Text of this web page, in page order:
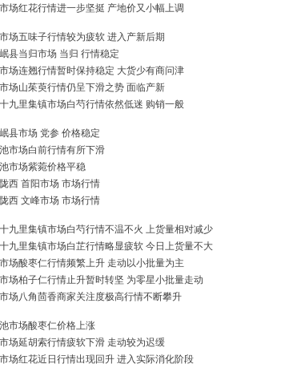
场红花行情进一步坚挺 产地价又小幅上调
场五味子行情较为疲软 进入产新后期
县当归市场 当归 行情稳定
场连翘行情暂时保持稳定 大货少有商问津
场山茱萸行情仍呈下滑之势 面临产新
九里集镇市场白芍行情依然低迷 购销一般
县市场 党参 价格稳定
市场白前行情有所下滑
市场紫菀价格平稳
西 首阳市场 市场行情
西 文峰市场 市场行情
九里集镇市场白芍行情不温不火 上货量相对减少
九里集镇市场白芷行情略显疲软 今日上货量不大
场酸枣仁行情频繁上升 走动以小批量为主
场柏子仁行情止升暂时转坚 为零星小批量走动
场八角茴香商家关注度极高行情不断攀升
市场酸枣仁价格上涨
场延胡索行情疲软下滑 走动较为迟缓
场红花近日行情出现回升 进入实际消化阶段